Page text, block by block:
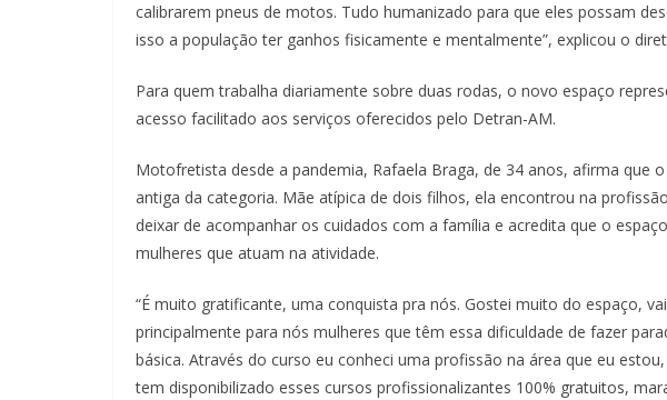
calibrarem pneus de motos. Tudo humanizado para que eles possam
isso a população ter ganhos fisicamente e mentalmente”, explicou o
Para quem trabalha diariamente sobre duas rodas, o novo espaço
acesso facilitado aos serviços oferecidos pelo Detran-AM.
Motofretista desde a pandemia, Rafaela Braga, de 34 anos, afirma que
antiga da categoria. Mãe atípica de dois filhos, ela encontrou na
deixar de acompanhar os cuidados com a família e acredita que o
mulheres que atuam na atividade.
“É muito gratificante, uma conquista pra nós. Gostei muito do espaço,
principalmente para nós mulheres que têm essa dificuldade de fazer
básica. Através do curso eu conheci uma profissão na área que eu
tem disponibilizado esses cursos profissionalizantes 100% gratuitos,